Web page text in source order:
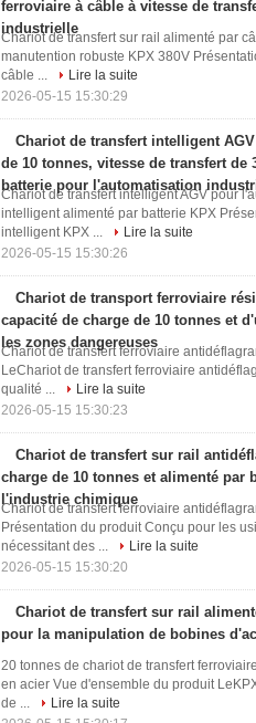
ferroviaire à câble à vitesse de
industrielle
Chariot de transfert sur rail alimenté par
manutention robuste KPX 380V
câble ...
Lire la suite
2026-05-15 15:30:29
Chariot de transfert intelligent
de 10 tonnes, vitesse de transfert de
batterie pour l'automatisation
Chariot de transfert intelligent AGV pour
intelligent alimenté par batterie KPX
intelligent KPX ...
Lire la suite
2026-05-15 15:30:26
Chariot de transport ferroviaire
capacité de charge de 10 tonnes et
les zones dangereuses
Chariot de transfert ferroviaire
LeChariot de transfert ferroviaire
qualité ...
Lire la suite
2026-05-15 15:30:23
Chariot de transfert sur rail
charge de 10 tonnes et alimenté par
l'industrie chimique
Chariot de transfert ferroviaire
Présentation du produit Conçu pour les
nécessitant des ...
Lire la suite
2026-05-15 15:30:20
Chariot de transfert sur rail
pour la manipulation de bobines
20 tonnes de chariot de transfert
en acier Vue d'ensemble du produit
de ...
Lire la suite